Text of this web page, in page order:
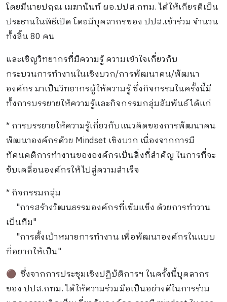
โดยมีนายปฤณ​ เมฆานันท์​ ผอ.ปปส.กทม.​ ได้ให้เกียรติ​เป็น
ประธานในพิธีเปิด​ โดยมีบุคลากร​ของ​ ปปส.เข้าร่วม​ จำนวน
ทั้งสิ้น​ 80​ คน
และเชิญวิทยากร​ที่มีความรู้​ ความเข้าใจเกี่ยวกับ
กระบวนการทำงานในเชิงบวก/การพัฒนาคน/พัฒนา
องค์กร​ มาเป็นวิทยากรผู้ให้ความรู้​ ซึ่งกิจกรรมในครั้งนี้มี
ทั้งการบรรยายให้ความรู้และกิจกรรมกลุ่มสัมพันธ์​ ได้แก่
* การบรรยายให้ความรู้เกี่ยวกับแนวคิดของการพัฒนา​คน​
พัฒนาองค์กร​ด้วย​ Mindset​ เชิงบวก​ เนื่องจากการมี
ทัศนคติ​การทำงานขององค์กร​เป็นสิ่งที่สำคัญ​ ในการที่จะ
ขับเคลื่อน​องค์กร​ให้ไปสู่ความสำเร็จ
* กิจกรรม​กลุ่ม​
"การสร้างวัฒนธรรม​องค์กร​ที่เข้มแข็ง​ ด้วยการทำวาน
เป็นทีม"
"การตั้งเป้าหมาย​การทำงาน​ เพื่อพัฒนา​องค์กร​ในแบบ
ที่อยากให้เป็น"
🔴 ซึ่งจากการประชุมเชิงปฏิบัติการ​ฯ​ ในครั้งนี้บุคลากร​
ของ​ ปปส.กทม.​ ได้ให้ความร่วมมือเป็นอย่างดีในการร่วม